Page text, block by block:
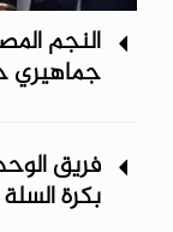
النجم
جماهيري
فريق
بكرة السلة